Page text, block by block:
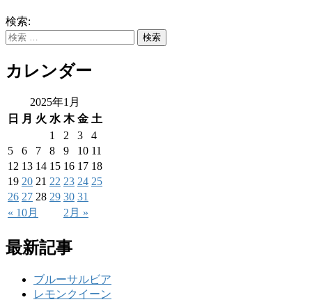
検索:
カレンダー
2025年1月
日 月 火 水 木 金 土
« 10月 2月 »
1 2 3
4
5
6 7 8 9 10 11
12 13 14 15 16 17 18
19 20 21 22 23 24 25
26 27 28 29 30 31
最新記事
ブルーサルビア
レモンクイーン